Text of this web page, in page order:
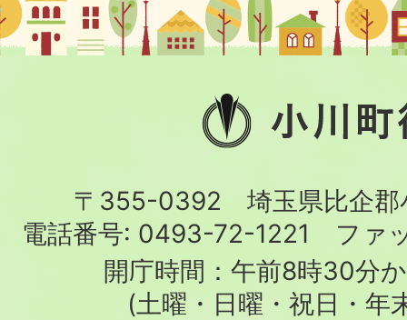
小
川
役
場
〒355-0392 埼玉県比企郡
電話番号: 0493-72-1221
ファ
開庁時間：午前8時30分
(土曜・日曜・祝日・年